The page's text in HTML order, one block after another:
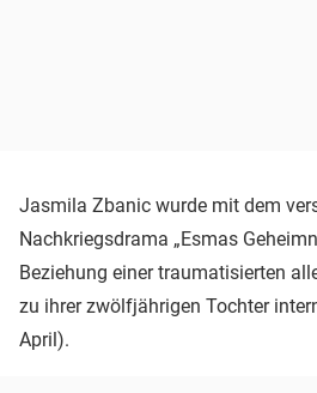
Jasmila Zbanic wurde mit dem
Nachkriegsdrama „Esmas
Beziehung einer traumatisierten
zu ihrer zwölfjährigen Tochter
April).